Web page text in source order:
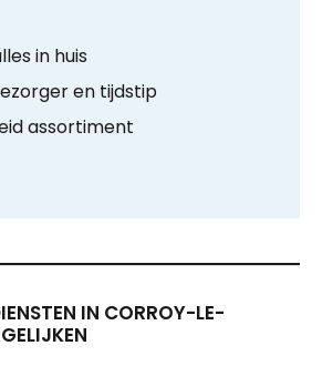
in huis
en tijdstip
assortiment
IN CORROY-LE-